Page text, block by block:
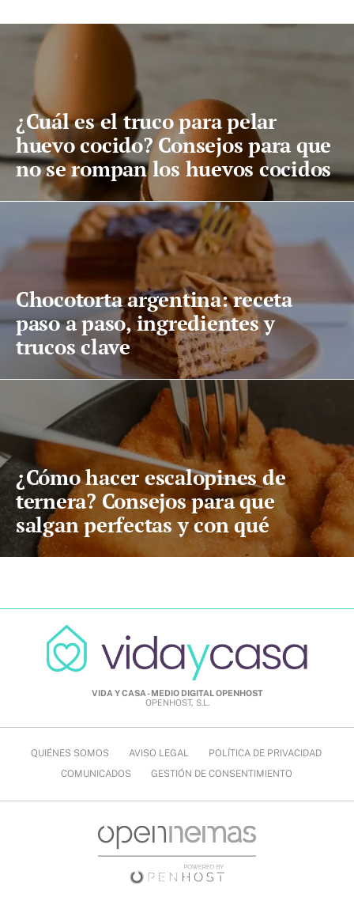
¿Cuál es el truco para pelar
huevo cocido? Consejos para que
no se rompan los huevos cocidos
Chocotorta argentina: receta
paso a paso, ingredientes y
trucos clave
¿Cómo hacer escalopines de
ternera? Consejos para que
salgan perfectas y con qué
acompañarlos
VIDA Y CASA - MEDIO DIGITAL OPENHOST
OPENHOST, S.L.
QUIÉNES SOMOS AVISO LEGAL
POLÍTICA DE PRIVACIDAD
COMUNICADOS
GESTIÓN DE CONSENTIMIENTO